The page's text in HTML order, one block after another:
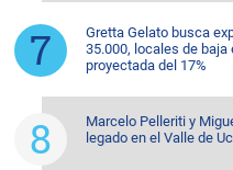
Gretta Gelato busca
35.000, locales de
proyectada del 17%
Marcelo Pelleriti y
legado en el Valle de